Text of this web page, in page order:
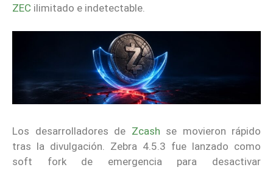
ZEC ilimitado e indetectable.
Los desarrolladores de Zcash se movieron rápido
tras la divulgación. Zebra 4.5.3 fue lanzado como
soft fork de emergencia para desactivar